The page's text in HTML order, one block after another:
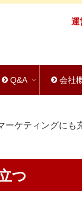
運
Q&A 会社
ーケティングにも
つ